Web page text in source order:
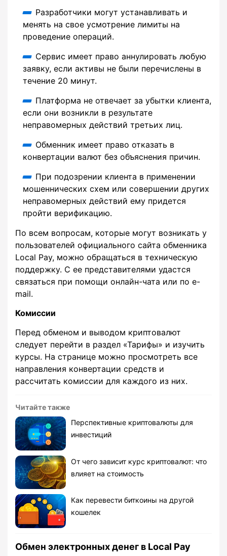
Разработчики могут устанавливать и
менять на свое усмотрение лимиты на
проведение операций.
Сервис имеет право аннулировать любую
заявку, если активы не были перечислены в
течение 20 минут.
Платформа не отвечает за убытки клиента,
если они возникли в результате
неправомерных действий третьих лиц.
Обменник имеет право отказать в
конвертации валют без объяснения причин.
При подозрении клиента в применении
мошеннических схем или совершении других
неправомерных действий ему придется
пройти верификацию.
По всем вопросам, которые могут возникать у
пользователей официального сайта обменника
Local Pay, можно обращаться в техническую
поддержку. С ее представителями удастся
связаться при помощи онлайн-чата или по e-
mail.
Комиссии
Перед обменом и выводом криптовалют
следует перейти в раздел «Тарифы» и изучить
курсы. На странице можно просмотреть все
направления конвертации средств и
рассчитать комиссии для каждого из них.
Читайте также
Перспективные криптовалюты для
инвестиций
От чего зависит курс криптовалют: что
влияет на стоимость
Как перевести биткоины на другой
кошелек
Обмен электронных денег в Local Pay